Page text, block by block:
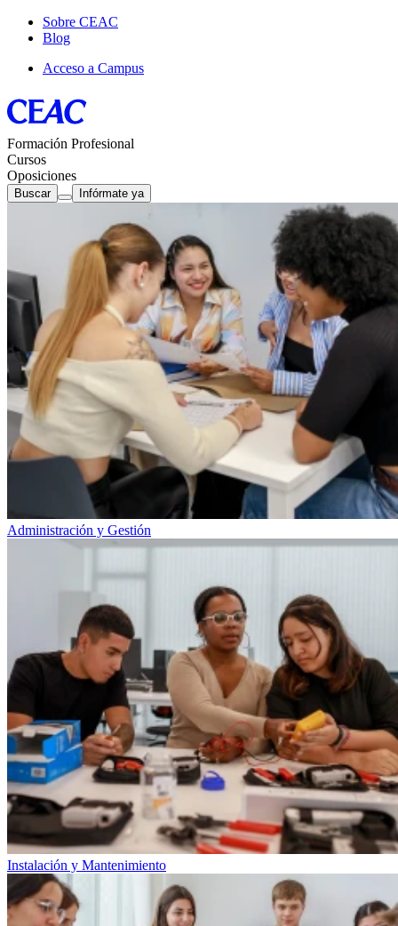
Sobre CEAC
Blog
Acceso a Campus
Formación Profesional
Cursos
Oposiciones
Buscar Infórmate ya
Administración y Gestión
Instalación y Mantenimiento